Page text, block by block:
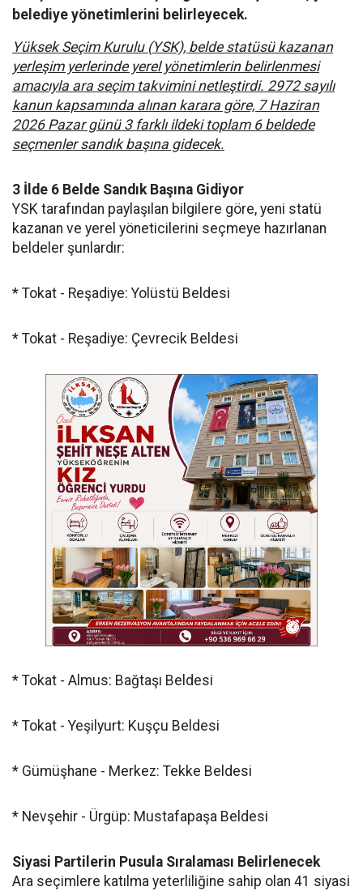
belediye yönetimlerini belirleyecek.
Yüksek Seçim Kurulu (YSK), belde statüsü kazanan
yerleşim yerlerinde yerel yönetimlerin belirlenmesi
amacıyla ara seçim takvimini netleştirdi. 2972 sayılı
kanun kapsamında alınan karara göre, 7 Haziran
2026 Pazar günü 3 farklı ildeki toplam 6 beldede
seçmenler sandık başına gidecek.
3 İlde 6 Belde Sandık Başına Gidiyor
YSK tarafından paylaşılan bilgilere göre, yeni statü
kazanan ve yerel yöneticilerini seçmeye hazırlanan
beldeler şunlardır:
* Tokat - Reşadiye: Yolüstü Beldesi
* Tokat - Reşadiye: Çevrecik Beldesi
* Tokat - Almus: Bağtaşı Beldesi
* Tokat - Yeşilyurt: Kuşçu Beldesi
* Gümüşhane - Merkez: Tekke Beldesi
* Nevşehir - Ürgüp: Mustafapaşa Beldesi
Siyasi Partilerin Pusula Sıralaması Belirlenecek
Ara seçimlere katılma yeterliliğine sahip olan 41 siyasi